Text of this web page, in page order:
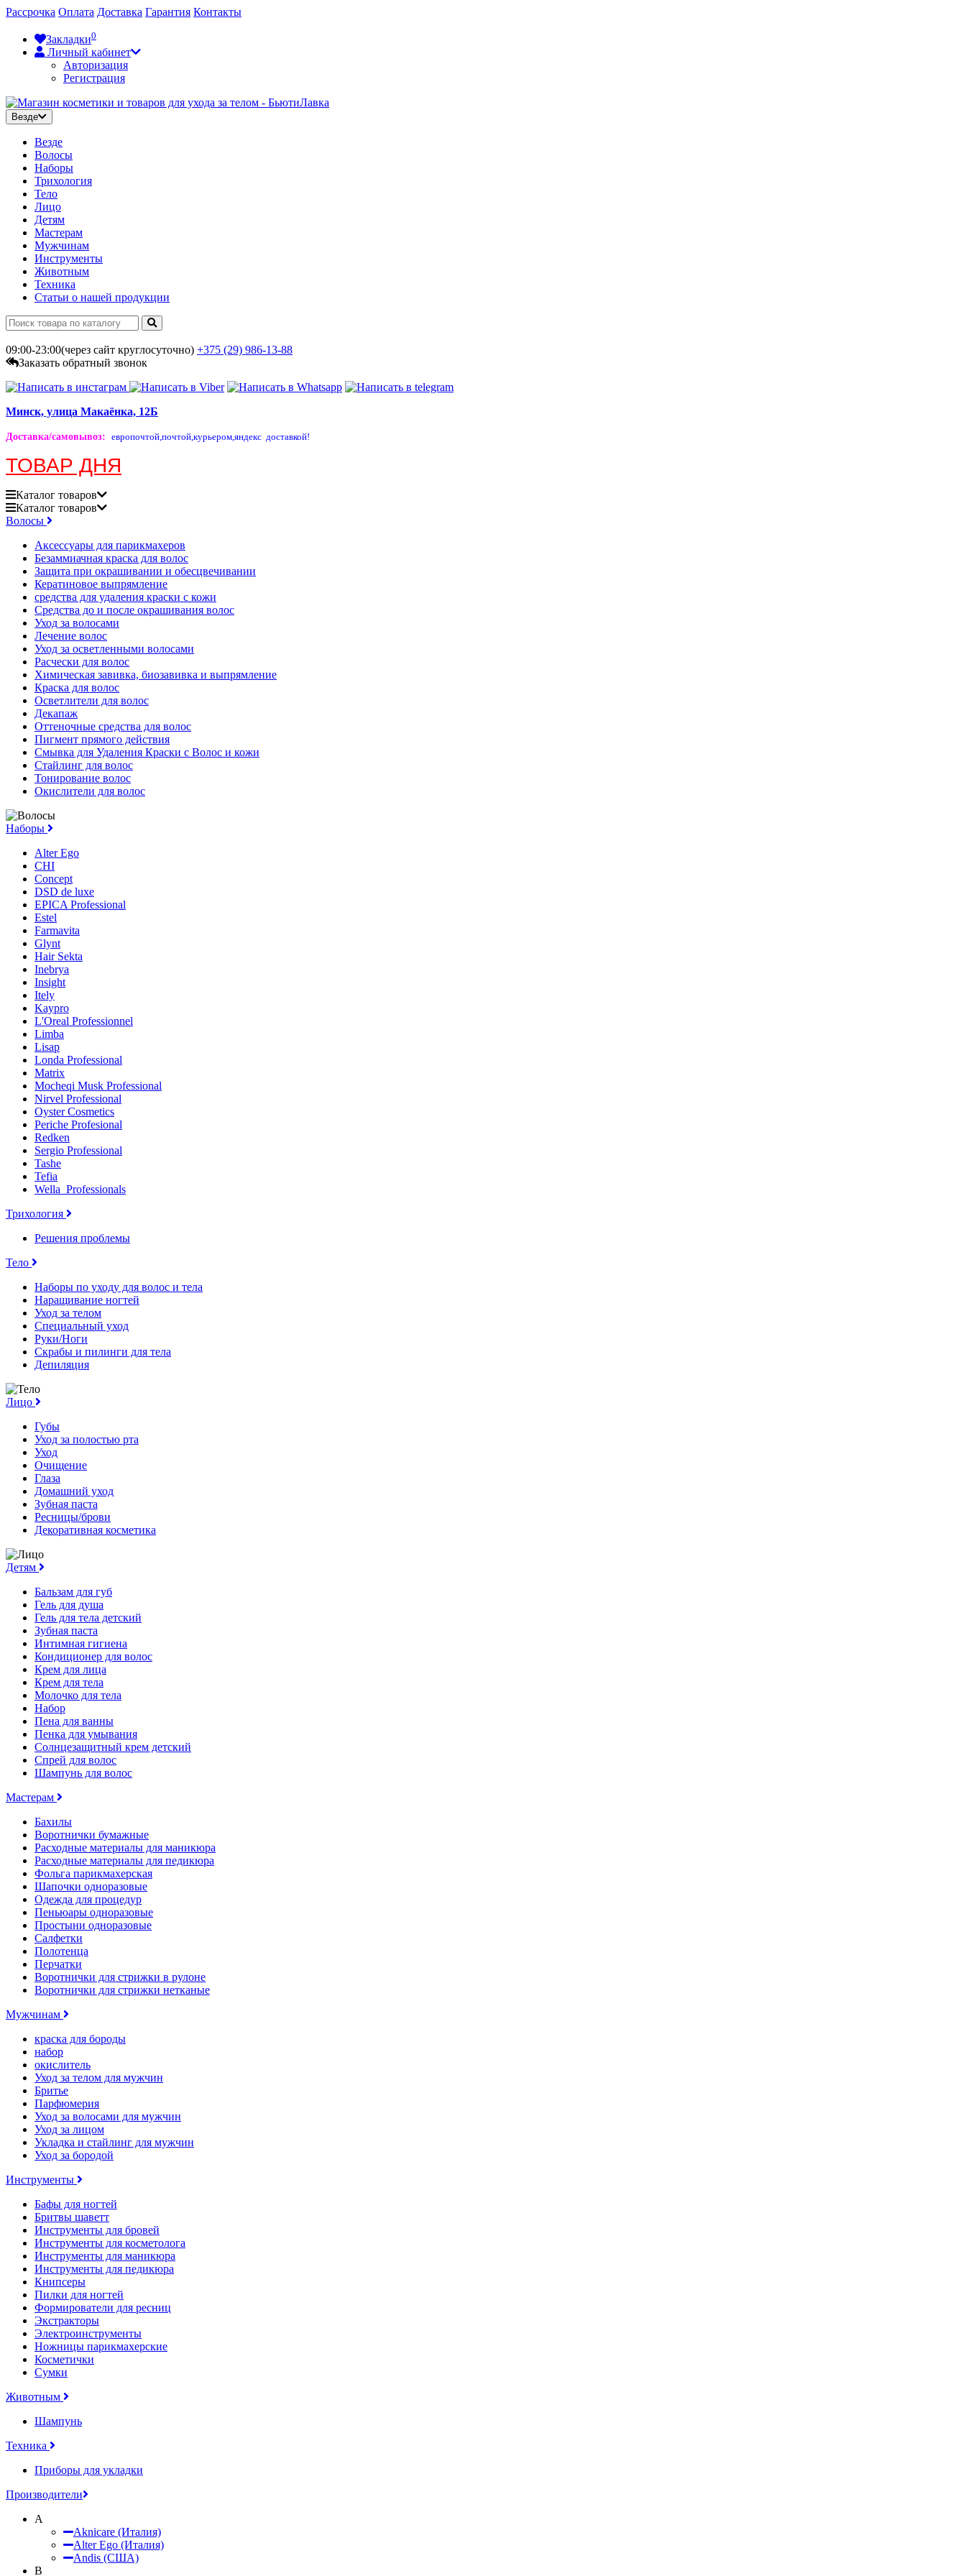
Рассрочка Оплата Доставка Гарантия Контакты
Закладки0
Личный кабинет
Авторизация
Регистрация
Везде
Везде
Волосы
Наборы
Трихология
Тело
Лицо
Детям
Мастерам
Мужчинам
Инструменты
Животным
Техника
Статьи о нашей продукции
09:00-23:00(через сайт круглосуточно) +375 (29) 986-13-88
Заказать обратный звонок
Минск, улица Макаёнка, 12Б
Доставка/самовывоз: европочтой,почтой,курьером,яндекс доставкой!
ТОВАР ДНЯ
Каталог товаров
Каталог товаров
Волосы
Аксессуары для парикмахеров
Безаммиачная краска для волос
Защита при окрашивании и обесцвечивании
Кератиновое выпрямление
средства для удаления краски с кожи
Средства до и после окрашивания волос
Уход за волосами
Лечение волос
Уход за осветленными волосами
Расчески для волос
Химическая завивка, биозавивка и выпрямление
Краска для волос
Осветлители для волос
Декапаж
Оттеночные средства для волос
Пигмент прямого действия
Смывка для Удаления Краски с Волос и кожи
Стайлинг для волос
Тонирование волос
Окислители для волос
Наборы
Alter Ego
CHI
Concept
DSD de luxe
EPICA Professional
Estel
Farmavita
Glynt
Hair Sekta
Inebrya
Insight
Itely
Kaypro
L'Oreal Professionnel
Limba
Lisap
Londa Professional
Matrix
Mocheqi Musk Professional
Nirvel Professional
Oyster Cosmetics
Periche Profesional
Redken
Sergio Professional
Tashe
Tefia
Wella_Professionals
Трихология
Решения проблемы
Тело
Наборы по уходу для волос и тела
Наращивание ногтей
Уход за телом
Специальный уход
Руки/Ноги
Скрабы и пилинги для тела
Депиляция
Лицо
Губы
Уход за полостью рта
Уход
Очищение
Глаза
Домашний уход
Зубная паста
Ресницы/брови
Декоративная косметика
Детям
Бальзам для губ
Гель для душа
Гель для тела детский
Зубная паста
Интимная гигиена
Кондиционер для волос
Крем для лица
Крем для тела
Молочко для тела
Набор
Пена для ванны
Пенка для умывания
Солнцезащитный крем детский
Спрей для волос
Шампунь для волос
Мастерам
Бахилы
Воротнички бумажные
Расходные материалы для маникюра
Расходные материалы для педикюра
Фольга парикмахерская
Шапочки одноразовые
Одежда для процедур
Пеньюары одноразовые
Простыни одноразовые
Салфетки
Полотенца
Перчатки
Воротнички для стрижки в рулоне
Воротнички для стрижки нетканые
Мужчинам
краска для бороды
набор
окислитель
Уход за телом для мужчин
Бритье
Парфюмерия
Уход за волосами для мужчин
Уход за лицом
Укладка и стайлинг для мужчин
Уход за бородой
Инструменты
Бафы для ногтей
Бритвы шаветт
Инструменты для бровей
Инструменты для косметолога
Инструменты для маникюра
Инструменты для педикюра
Книпсеры
Пилки для ногтей
Формирователи для ресниц
Экстракторы
Электроинструменты
Ножницы парикмахерские
Косметички
Сумки
Животным
Шампунь
Техника
Приборы для укладки
Производители
A
Aknicare (Италия)
Alter Ego (Италия)
Andis (США)
B